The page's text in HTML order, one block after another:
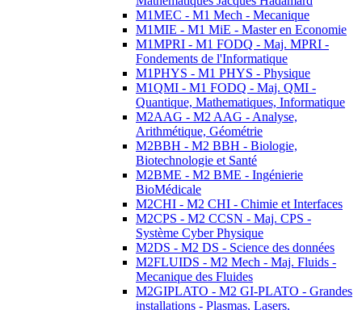
M1MEC - M1 Mech - Mecanique
M1MIE - M1 MiE - Master en Economie
M1MPRI - M1 FODQ - Maj. MPRI -
Fondements de l'Informatique
M1PHYS - M1 PHYS - Physique
M1QMI - M1 FODQ - Maj. QMI -
Quantique, Mathematiques, Informatique
M2AAG - M2 AAG - Analyse,
Arithmétique, Géométrie
M2BBH - M2 BBH - Biologie,
Biotechnologie et Santé
M2BME - M2 BME - Ingénierie
BioMédicale
M2CHI - M2 CHI - Chimie et Interfaces
M2CPS - M2 CCSN - Maj. CPS -
Système Cyber Physique
M2DS - M2 DS - Science des données
M2FLUIDS - M2 Mech - Maj. Fluids -
Mecanique des Fluides
M2GIPLATO - M2 GI-PLATO - Grandes
installations - Plasmas, Lasers,